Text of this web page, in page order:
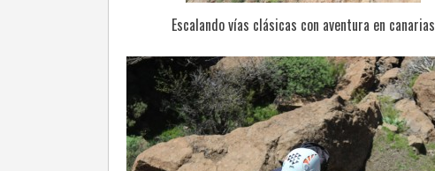
Escalando vías clásicas con aventura en canarias